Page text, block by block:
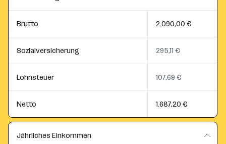
Brutto 2.090,00 €
Sozialversicherung 295,11 €
Lohnsteuer 107,69 €
Netto 1.687,20 €
Jährliches Einkommen